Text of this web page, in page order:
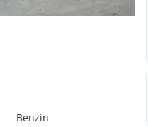
Benzin